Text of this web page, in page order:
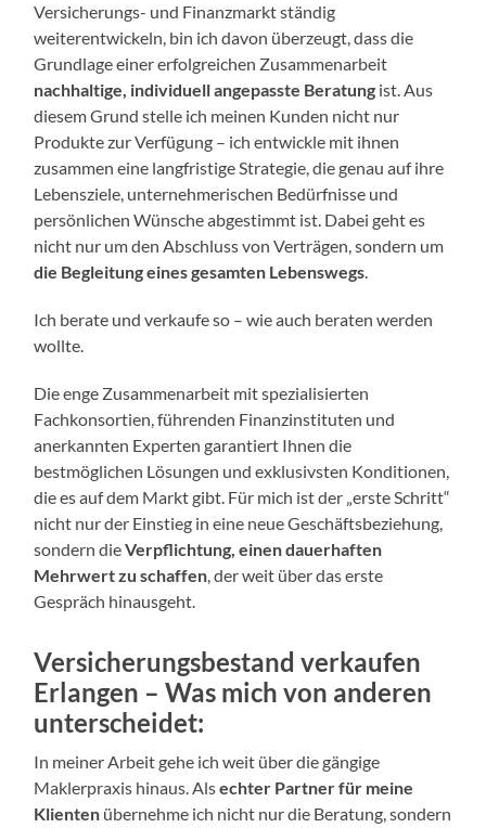
Versicherungs- und Finanzmarkt ständig
weiterentwickeln, bin ich davon überzeugt, dass die
Grundlage einer erfolgreichen Zusammenarbeit
nachhaltige, individuell angepasste Beratung ist. Aus
diesem Grund stelle ich meinen Kunden nicht nur
Produkte zur Verfügung – ich entwickle mit ihnen
zusammen eine langfristige Strategie, die genau auf ihre
Lebensziele, unternehmerischen Bedürfnisse und
persönlichen Wünsche abgestimmt ist. Dabei geht es
nicht nur um den Abschluss von Verträgen, sondern um
die Begleitung eines gesamten Lebenswegs.
Ich berate und verkaufe so – wie auch beraten werden
wollte.
Die enge Zusammenarbeit mit spezialisierten
Fachkonsortien, führenden Finanzinstituten und
anerkannten Experten garantiert Ihnen die
bestmöglichen Lösungen und exklusivsten Konditionen,
die es auf dem Markt gibt. Für mich ist der „erste Schritt“
nicht nur der Einstieg in eine neue Geschäftsbeziehung,
sondern dieVerpflichtung, einen dauerhaften
Mehrwert zu schaffen, der weit über das erste
Gespräch hinausgeht.
Versicherungsbestand verkaufen
Erlangen –Was mich von anderen
unterscheidet:
In meiner Arbeit gehe ich weit über die gängige
Maklerpraxis hinaus. Alsechter Partner für meine
Klienten übernehme ich nicht nur die Beratung, sondern